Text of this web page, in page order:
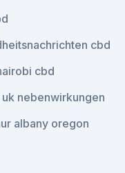
cbd
cbd
nebenwirkungen
albany oregon